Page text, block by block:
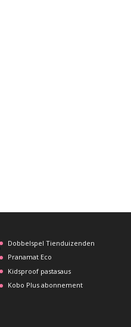
Dobbelspel Tienduizenden
Pranamat Eco
Kidsproof pastasaus
Kobo Plus abonnement